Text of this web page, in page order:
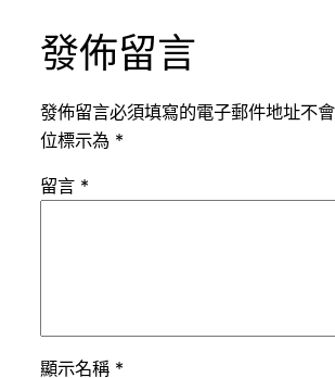
發佈留言
發佈留言必須填寫的電子郵件地址不會
位標示為 *
留言 *
顯示名稱 *